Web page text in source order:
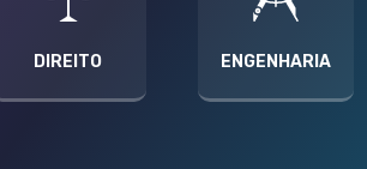
DIREITO ENGENHARIA